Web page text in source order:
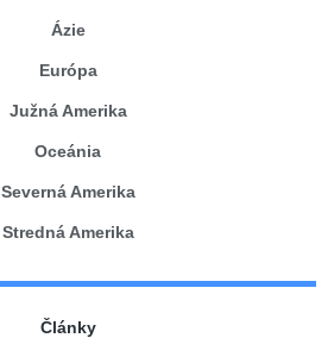
Ázie
Európa
Južná Amerika
Oceánia
Severná Amerika
Stredná Amerika
Články